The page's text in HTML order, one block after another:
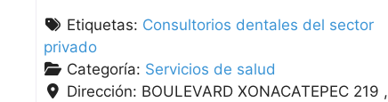
Etiquetas: Consultorios dentales del sector
privado
Categoría: Servicios de salud
Dirección: BOULEVARD XONACATEPEC 219 ,